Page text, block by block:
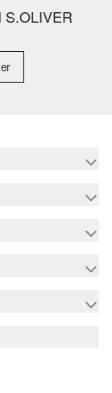
S.OLIVER